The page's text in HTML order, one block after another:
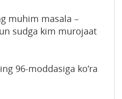
muhim masala –
sudga kim murojaat
96-moddasiga ko‘ra